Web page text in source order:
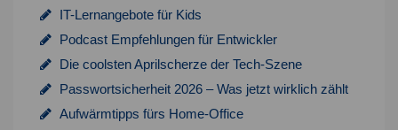
IT-Lernangebote für Kids
Podcast Empfehlungen für Entwickler
Die coolsten Aprilscherze der Tech-Szene
Passwortsicherheit 2026 – Was jetzt wirklich zählt
Aufwärmtipps fürs Home-Office